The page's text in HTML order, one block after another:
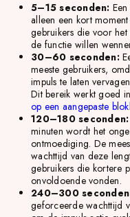
5–15 seconden:
alleen een kort
gebruikers die voor
de functie willen
30–60 seconden:
meeste gebruikers,
impuls te laten
Dit bereik werkt goed
op een aangepaste
120–180 seconden:
minuten wordt het
ontmoediging. De
wachttijd van deze
gebruikers die kortere
onvoldoende vonden.
240–300
geforceerde wachttijd